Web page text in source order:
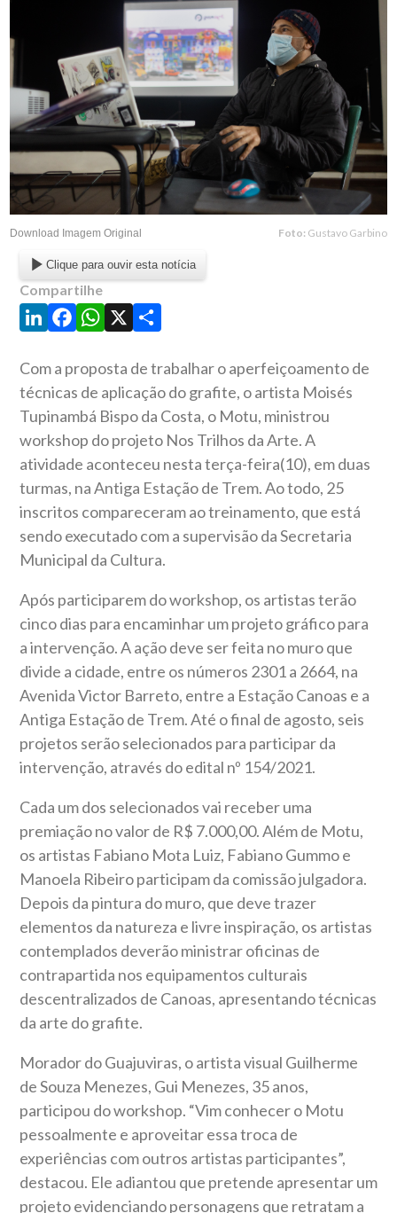
Download Imagem Original Foto: Gustavo Garbino
Clique para ouvir esta notícia
Compartilhe
LinkedIn
Facebook
WhatsApp
X Share
Com a proposta de trabalhar o aperfeiçoamento de
técnicas de aplicação do grafite, o artista Moisés
Tupinambá Bispo da Costa, o Motu, ministrou
workshop do projeto Nos Trilhos da Arte. A
atividade aconteceu nesta terça-feira(10), em duas
turmas, na Antiga Estação de Trem. Ao todo, 25
inscritos compareceram ao treinamento, que está
sendo executado com a supervisão da Secretaria
Municipal da Cultura.
Após participarem do workshop, os artistas terão
cinco dias para encaminhar um projeto gráfico para
a intervenção. A ação deve ser feita no muro que
divide a cidade, entre os números 2301 a 2664, na
Avenida Victor Barreto, entre a Estação Canoas e a
Antiga Estação de Trem. Até o final de agosto, seis
projetos serão selecionados para participar da
intervenção, através do edital nº 154/2021.
Cada um dos selecionados vai receber uma
premiação no valor de R$ 7.000,00. Além de Motu,
os artistas Fabiano Mota Luiz, Fabiano Gummo e
Manoela Ribeiro participam da comissão julgadora.
Depois da pintura do muro, que deve trazer
elementos da natureza e livre inspiração, os artistas
contemplados deverão ministrar oficinas de
contrapartida nos equipamentos culturais
descentralizados de Canoas, apresentando técnicas
da arte do grafite.
Morador do Guajuviras, o artista visual Guilherme
de Souza Menezes, Gui Menezes, 35 anos,
participou do workshop. “Vim conhecer o Motu
pessoalmente e aproveitar essa troca de
experiências com outros artistas participantes”,
destacou. Ele adiantou que pretende apresentar um
projeto evidenciando personagens que retratam a